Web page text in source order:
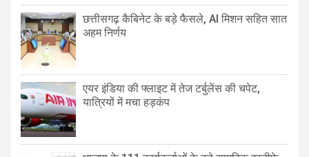
छत्तीसगढ़ कैबिनेट के बड़े फैसले, AI मिशन सहित सात
अहम निर्णय
एयर इंडिया की फ्लाइट में तेज टर्बुलेंस की चपेट,
यात्रियों में मचा हड़कंप